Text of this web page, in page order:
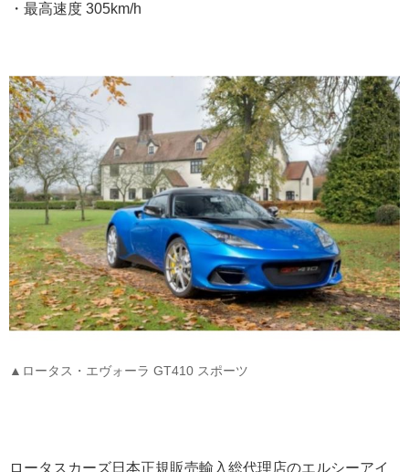
・最高速度 305km/h
▲ロータス・エヴォーラ GT410 スポーツ
ロータスカーズ日本正規販売輸入総代理店のエルシーアイ